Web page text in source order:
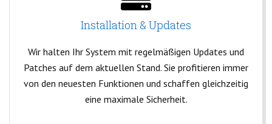
Installation & Updates
Wir halten Ihr System mit regelmäßigen Updates und
Patches auf dem aktuellen Stand. Sie profitieren immer
von den neuesten Funktionen und schaffen gleichzeitig
eine maximale Sicherheit.